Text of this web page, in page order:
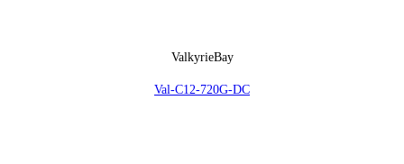
ValkyrieBay
Val-C12-720G-DC